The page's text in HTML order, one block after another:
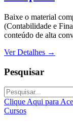
Baixe o material
(Contabilidade e
conteúdo de alta
Ver Detalhes →
Pesquisar
Clique Aqui para
Cursos